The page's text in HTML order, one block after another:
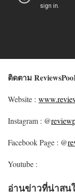
ติดตาม
Website :
Instagram : @
Facebook Page : @
Youtube :
อ่านข่าวที่น่าสน